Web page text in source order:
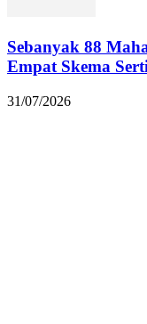
Sebanyak 88
Empat Skema
31/07/2026